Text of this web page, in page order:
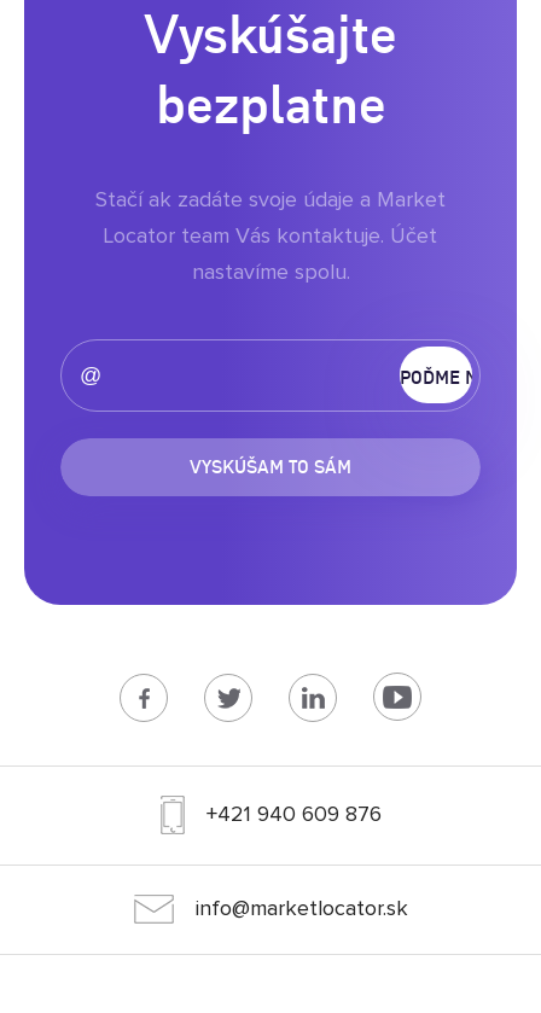
Vyskúšajte
bezplatne
VYSKÚŠAM TO SÁM
Stačí ak zadáte svoje údaje a Market
Locator team Vás kontaktuje. Účet
nastavíme spolu.
+421 940 609 876
info@marketlocator.sk